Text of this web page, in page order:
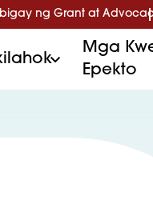
ng Grant at
Mga
Epekto